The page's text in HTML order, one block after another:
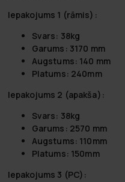
Iepakojums 1 (rāmis):
Svars: 38kg
Garums: 3170 mm
Augstums: 140 mm
Platums: 240mm
Iepakojums 2 (apakša):
Svars: 38kg
Garums: 2570 mm
Augstums: 110mm
Platums: 150mm
Iepakojums 3 (PC):